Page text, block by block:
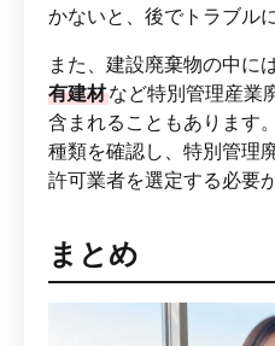
かないと、後でトラブル
また、建設廃棄物の中に
有建材など特別管理産業
含まれることもあります
種類を確認し、特別管理
許可業者を選定する必要
まとめ